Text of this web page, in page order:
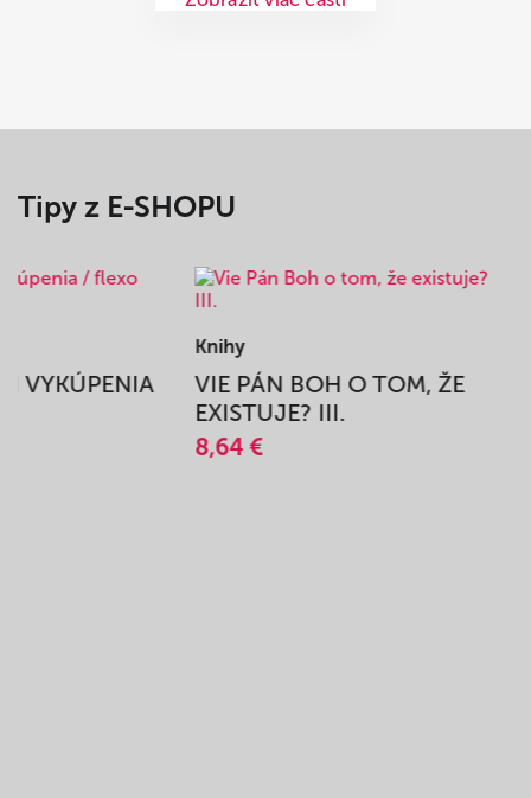
Tipy z E-SHOPU
VYKÚPENIA
Knihy
VIE PÁN BOH O TOM, ŽE
EXISTUJE? III.
8,64 €